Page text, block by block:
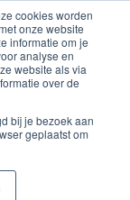
cookies worden
onze website
informatie om je
analyse en
website als via
over de
bij je bezoek aan
geplaatst om
Inloggen account